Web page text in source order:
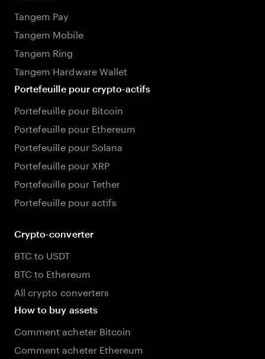
Tangem Pay
Tangem Mobile
Tangem Ring
Tangem Hardware Wallet
Portefeuille pour crypto-actifs
Portefeuille pour Bitcoin
Portefeuille pour Ethereum
Portefeuille pour Solana
Portefeuille pour XRP
Portefeuille pour Tether
Portefeuille pour actifs
Crypto-converter
BTC to USDT
BTC to Ethereum
All crypto converters
How to buy assets
Comment acheter Bitcoin
Comment acheter Ethereum